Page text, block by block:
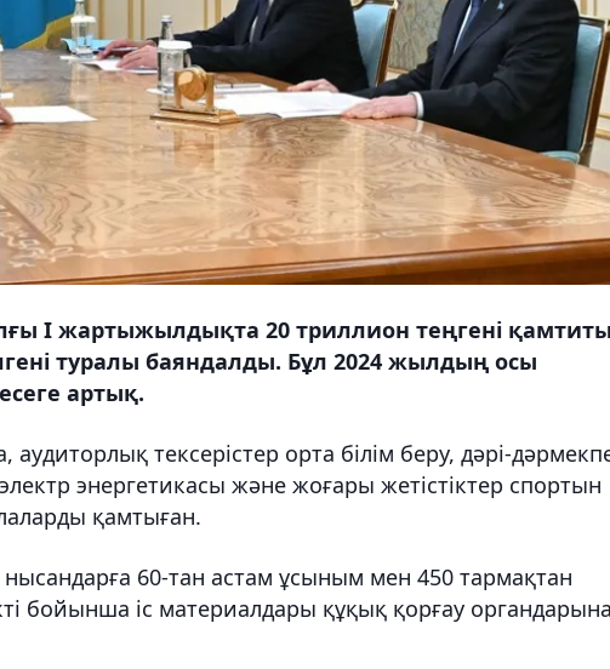
I жартыжылдықта 20 триллион теңгені
туралы баяндалды. Бұл 2024 жылдың осы
артық.
тексерістер орта білім беру, дәрі-
энергетикасы және жоғары жетістіктер спортын
қамтыған.
нысандарға 60-тан астам ұсыным мен 450 тармақтан
бойынша іс материалдары құқық қорғау